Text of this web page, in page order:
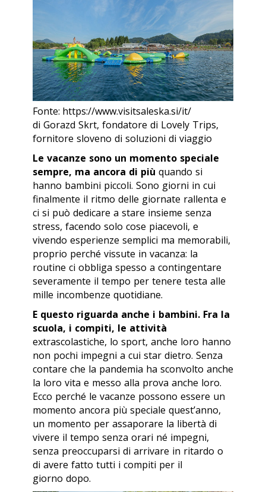
Fonte: https://www.visitsaleska.si/it/
di Gorazd Skrt, fondatore di Lovely Trips,
fornitore sloveno di soluzioni di viaggio
Le vacanze sono un momento speciale
sempre, ma ancora di più quando si
hanno bambini piccoli. Sono giorni in cui
finalmente il ritmo delle giornate rallenta e
ci si può dedicare a stare insieme senza
stress, facendo solo cose piacevoli, e
vivendo esperienze semplici ma memorabili,
proprio perché vissute in vacanza: la
routine ci obbliga spesso a contingentare
severamente il tempo per tenere testa alle
mille incombenze quotidiane.
E questo riguarda anche i bambini. Fra la
scuola, i compiti, le attività
extrascolastiche, lo sport, anche loro hanno
non pochi impegni a cui star dietro. Senza
contare che la pandemia ha sconvolto anche
la loro vita e messo alla prova anche loro.
Ecco perché le vacanze possono essere un
momento ancora più speciale quest’anno,
un momento per assaporare la libertà di
vivere il tempo senza orari né impegni,
senza preoccuparsi di arrivare in ritardo o
di avere fatto tutti i compiti per il
giorno dopo.